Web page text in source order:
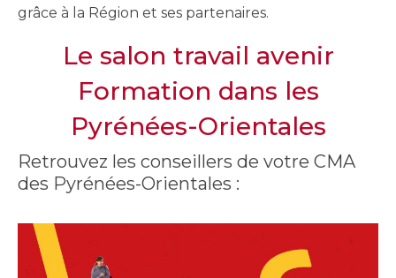
grâce à la Région et ses partenaires.
Le salon travail avenir
Formation dans les
Pyrénées-Orientales
Retrouvez les conseillers de votre CMA
des Pyrénées-Orientales :